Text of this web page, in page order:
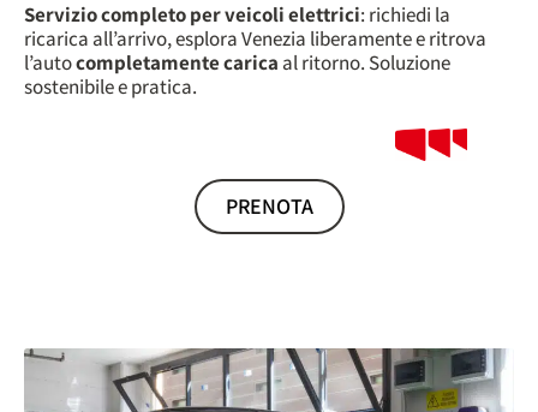
Servizio completo per veicoli elettrici: richiedi la
ricarica all’arrivo, esplora Venezia liberamente e ritrova
l’autocompletamente carica al ritorno. Soluzione
sostenibile e pratica.
PRENOTA